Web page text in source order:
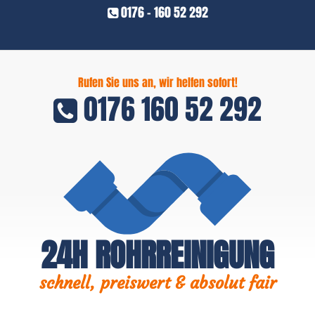
0176 - 160 52 292
Rufen Sie uns an, wir helfen sofort!
0176 160 52 292
24H ROHRREINIGUNG
schnell, preiswert & absolut fair